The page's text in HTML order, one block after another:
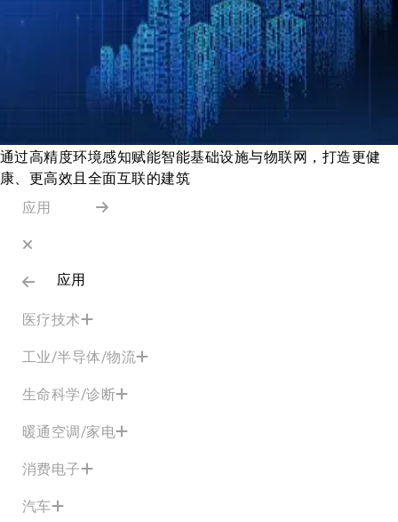
通过高精度环境感知赋能智能基础设施与物联网，打造更健
康、更高效且全面互联的建筑
应用
应用
医疗技术
工业/半导体/物流
生命科学/诊断
暖通空调/家电
消费电子
汽车